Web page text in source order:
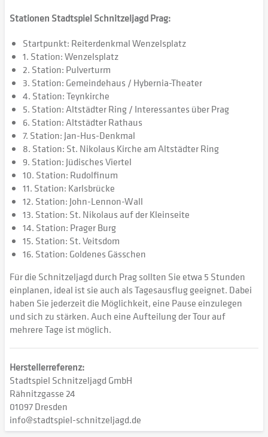
Stationen Stadtspiel Schnitzeljagd Prag:
Startpunkt: Reiterdenkmal Wenzelsplatz
1. Station: Wenzelsplatz
2. Station: Pulverturm
3. Station: Gemeindehaus / Hybernia-Theater
4. Station: Teynkirche
5. Station: Altstädter Ring / Interessantes über Prag
6. Station: Altstädter Rathaus
7. Station: Jan-Hus-Denkmal
8. Station: St. Nikolaus Kirche am Altstädter Ring
9. Station: Jüdisches Viertel
10. Station: Rudolfinum
11. Station: Karlsbrücke
12. Station: John-Lennon-Wall
13. Station: St. Nikolaus auf der Kleinseite
14. Station: Prager Burg
15. Station: St. Veitsdom
16. Station: Goldenes Gässchen
Für die Schnitzeljagd durch Prag sollten Sie etwa 5 Stunden
einplanen, ideal ist sie auch als Tagesausflug geeignet. Dabei
haben Sie jederzeit die Möglichkeit, eine Pause einzulegen
und sich zu stärken. Auch eine Aufteilung der Tour auf
mehrere Tage ist möglich.
Herstellerreferenz:
Stadtspiel Schnitzeljagd GmbH
Rähnitzgasse 24
01097 Dresden
info@stadtspiel-schnitzeljagd.de